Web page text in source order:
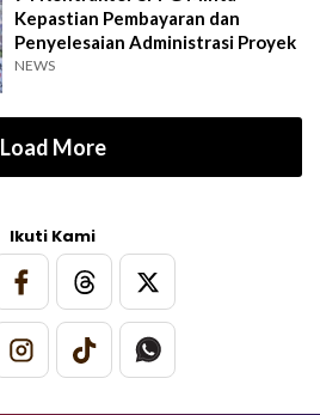
Kepastian Pembayaran dan
Penyelesaian Administrasi Proyek
NEWS
Load More
Ikuti Kami